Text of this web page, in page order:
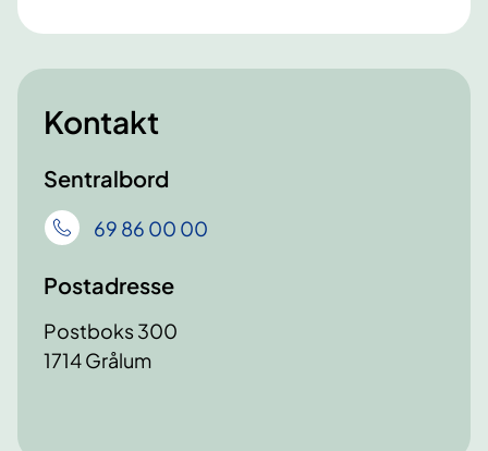
Kontakt
Sentralbord
69 86 00 00
Postadresse
Postboks 300
1714 Grålum